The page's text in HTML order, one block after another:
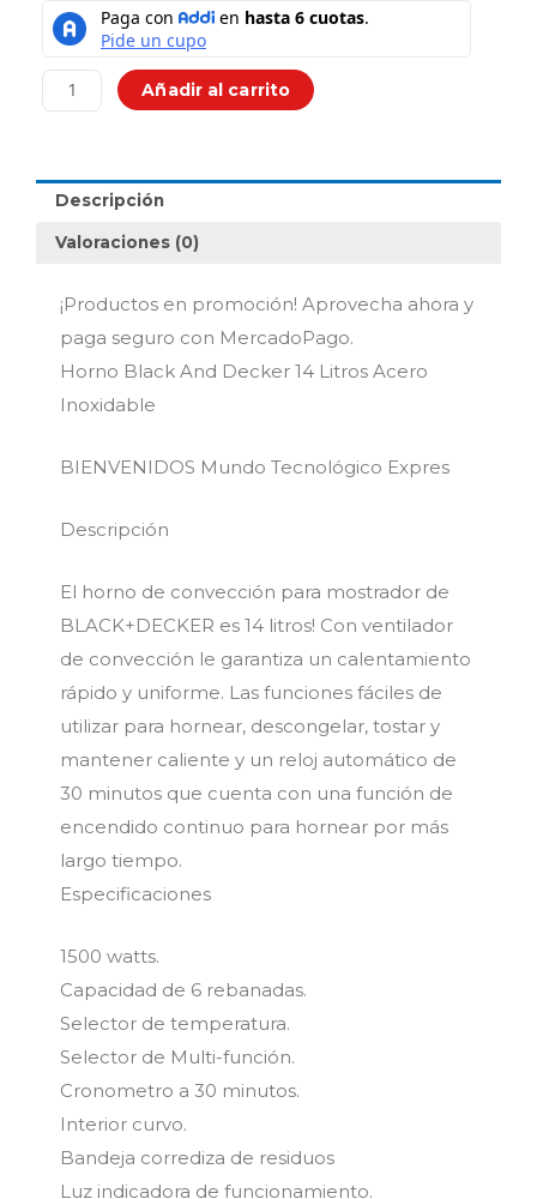
$349,900.00.
Black
Decker
14
Inoxidable
cantidad
Añadir al carrito
Descripción
Valoraciones (0)
¡Productos en promoción! Aprovecha ahora y
paga seguro con MercadoPago.
Horno Black And Decker 14 Litros Acero
Inoxidable
BIENVENIDOS Mundo Tecnológico Expres
Descripción
El horno de convección para mostrador de
BLACK+DECKER es 14 litros! Con ventilador
de convección le garantiza un calentamiento
rápido y uniforme. Las funciones fáciles de
utilizar para hornear, descongelar, tostar y
mantener caliente y un reloj automático de
30 minutos que cuenta con una función de
encendido continuo para hornear por más
largo tiempo.
Especificaciones
1500 watts.
Capacidad de 6 rebanadas.
Selector de temperatura.
Selector de Multi-función.
Cronometro a 30 minutos.
Interior curvo.
Bandeja corrediza de residuos
Luz indicadora de funcionamiento.